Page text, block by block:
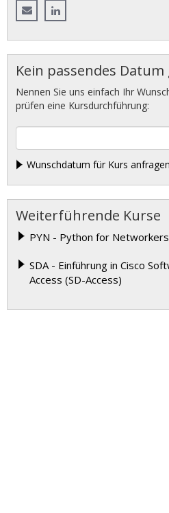
Kein passendes
Nennen Sie uns einfach Ihr
prüfen eine Kursdurchführung:
Wunschdatum für Kurs anfragen
Weiterführende Kurse
PYN - Python for Networkers
SDA - Einführung in Cisco
Access (SD-Access)